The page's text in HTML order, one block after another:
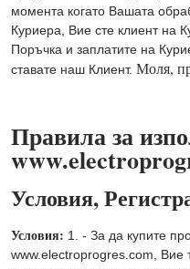
момента когато Вашата
Куриера, Вие сте клиент на
Поръчка и заплатите на
ставате наш Клиент. Моля,
Правила за
Условия,
Условия: 1. - За да купите
www.electroprogres.com, Вие